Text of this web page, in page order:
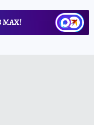
МАХ!